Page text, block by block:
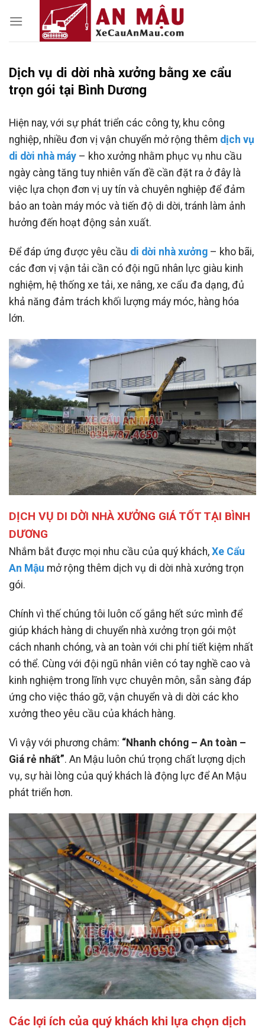
Dịch vụ di dời nhà xưởng bằng xe cẩu
trọn gói tại Bình Dương
Hiện nay, với sự phát triển các công ty, khu công
nghiệp, nhiều đơn vị vận chuyển mở rộng thêm dịch vụ
di dời nhà máy – kho xưởng nhằm phục vụ nhu cầu
ngày càng tăng tuy nhiên vấn đề cần đặt ra ở đây là
việc lựa chọn đơn vị uy tín và chuyên nghiệp để đảm
bảo an toàn máy móc và tiến độ di dời, tránh làm ảnh
hưởng đến hoạt động sản xuất.
Để đáp ứng được yêu cầu di dời nhà xưởng – kho bãi,
các đơn vị vận tải cần có đội ngũ nhân lực giàu kinh
nghiệm, hệ thống xe tải, xe nâng, xe cẩu đa dạng, đủ
khả năng đảm trách khối lượng máy móc, hàng hóa
lớn.
DỊCH VỤ DI DỜI NHÀ XƯỞNG GIÁ TỐT TẠI BÌNH
DƯƠNG
Nhắm bắt được mọi nhu cầu của quý khách, Xe Cẩu
An Mậu mở rộng thêm dịch vụ di dời nhà xưởng trọn
gói.
Chính vì thế chúng tôi luôn cố gắng hết sức mình để
giúp khách hàng di chuyển nhà xưởng trọn gói một
cách nhanh chóng, và an toàn với chi phí tiết kiệm nhất
có thể. Cùng với đội ngũ nhân viên có tay nghề cao và
kinh nghiệm trong lĩnh vực chuyên môn, sẵn sàng đáp
ứng cho việc tháo gỡ, vận chuyển và di dời các kho
xưởng theo yêu cầu của khách hàng.
Vì vậy với phương châm: “Nhanh chóng – An toàn –
Giá rẻ nhất”. An Mậu luôn chú trọng chất lượng dịch
vụ, sự hài lòng của quý khách là động lực để An Mậu
phát triển hơn.
Các lợi ích của quý khách khi lựa chọn dịch